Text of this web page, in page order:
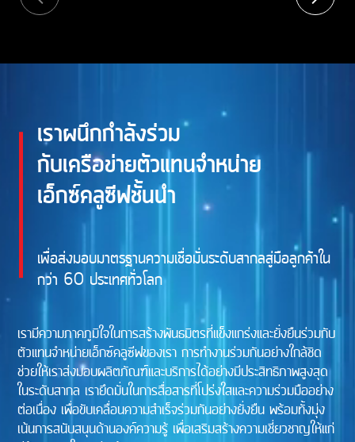
เราผนึกกำลังร่วม
กับเครือข่ายตัวแทนจำหน่าย
เอ็กซ์คลูซีฟชั้นนำ
เพื่อส่งมอบมาตรฐานความเชื่อมั่นระดับสากลสู่มือลูกค้าใน
กว่า 60 ประเทศทั่วโลก
เรามีความภาคภูมิใจในการสร้างพันธมิตรที่แข็งแกร่งและยั่งยืนร่วมกับ
ตัวแทนจำหน่ายเอ็กซ์คลูซีฟของเรา การทำงานร่วมกันอย่างใกล้ชิด
ช่วยให้เราส่งมอบผลิตภัณฑ์และบริการได้อย่างมีประสิทธิภาพสูงสุด
ในระดับสากล เรายึดมั่นในการสื่อสารที่โปร่งใสและความร่วมมืออย่าง
ต่อเนื่อง เพื่อขับเคลื่อนความสำเร็จร่วมกันอย่างยั่งยืน พร้อมทั้งมุ่ง
เน้นการสนับสนุนด้านองค์ความรู้ เพื่อเสริมสร้างความเชี่ยวชาญให้แก่